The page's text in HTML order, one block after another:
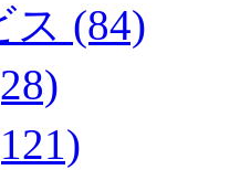
ス (84)